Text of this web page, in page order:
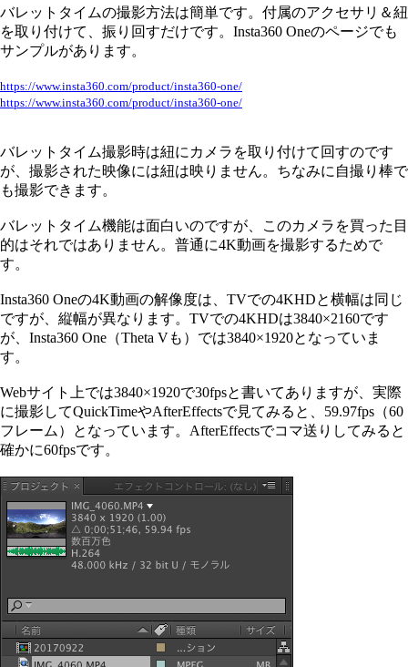
バレットタイムの撮影方法は簡単です。付属のアクセサリ＆紐
を取り付けて、振り回すだけです。Insta360 Oneのページでも
サンプルがあります。
https://www.insta360.com/product/insta360-one/
https://www.insta360.com/product/insta360-one/
バレットタイム撮影時は紐にカメラを取り付けて回すのです
が、撮影された映像には紐は映りません。ちなみに自撮り棒で
も撮影できます。
バレットタイム機能は面白いのですが、このカメラを買った目
的はそれではありません。普通に4K動画を撮影するためで
す。
Insta360 Oneの4K動画の解像度は、TVでの4KHDと横幅は同じ
ですが、縦幅が異なります。TVでの4KHDは3840×2160です
が、Insta360 One（Theta Vも）では3840×1920となっていま
す。
Webサイト上では3840×1920で30fpsと書いてありますが、実際
に撮影してQuickTimeやAfterEffectsで見てみると、59.97fps（60
フレーム）となっています。AfterEffectsでコマ送りしてみると
確かに60fpsです。